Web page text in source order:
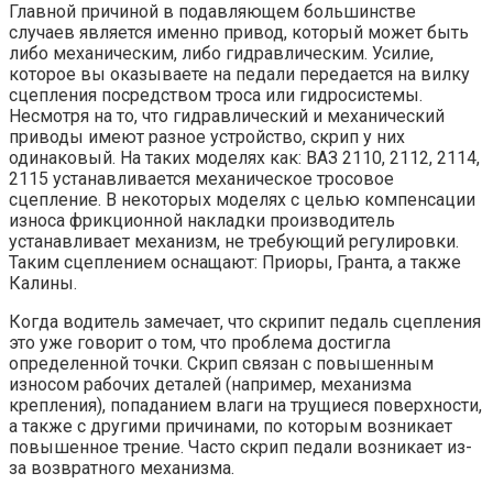
Главной причиной в подавляющем большинстве
случаев является именно привод, который может быть
либо механическим, либо гидравлическим. Усилие,
которое вы оказываете на педали передается на вилку
сцепления посредством троса или гидросистемы.
Несмотря на то, что гидравлический и механический
приводы имеют разное устройство, скрип у них
одинаковый. На таких моделях как: ВАЗ 2110, 2112, 2114,
2115 устанавливается механическое тросовое
сцепление. В некоторых моделях с целью компенсации
износа фрикционной накладки производитель
устанавливает механизм, не требующий регулировки.
Таким сцеплением оснащают: Приоры, Гранта, а также
Калины.
Когда водитель замечает, что скрипит педаль сцепления
это уже говорит о том, что проблема достигла
определенной точки. Скрип связан с повышенным
износом рабочих деталей (например, механизма
крепления), попаданием влаги на трущиеся поверхности,
а также с другими причинами, по которым возникает
повышенное трение. Часто скрип педали возникает из-
за возвратного механизма.